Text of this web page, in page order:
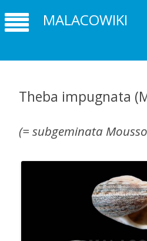
MALACOWIKI
Theba impugnata
(= subgeminata